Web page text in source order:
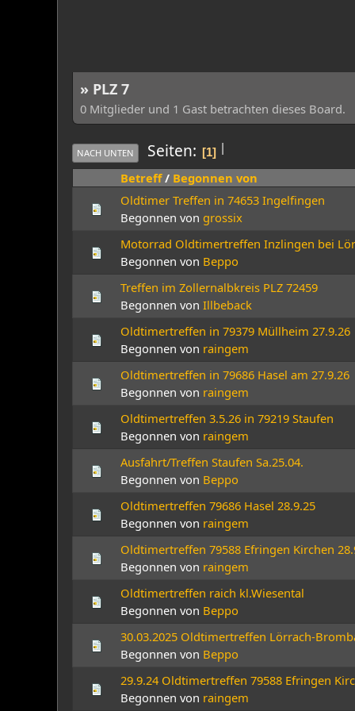
» PLZ 7
0 Mitglieder und 1 Gast betrachten dieses Board.
|
NACH UNTEN Seiten 1
Betreff/ Begonnen von
Oldtimer Treffen in 74653 Ingelfingen
Begonnen von grossix
Motorrad Oldtimertreffen Inzlingen bei
Begonnen von Beppo
Treffen im Zollernalbkreis PLZ 72459
Begonnen von Illbeback
Oldtimertreffen in 79379 Müllheim 27.9.26
Begonnen von raingem
Oldtimertreffen in 79686 Hasel am 27.9.26
Begonnen von raingem
Oldtimertreffen 3.5.26 in 79219 Staufen
Begonnen von raingem
Ausfahrt/Treffen Staufen Sa.25.04.
Begonnen von Beppo
Oldtimertreffen 79686 Hasel 28.9.25
Begonnen von raingem
Oldtimertreffen 79588 Efringen Kirchen
Begonnen von raingem
Oldtimertreffen raich kl.Wiesental
Begonnen von Beppo
30.03.2025 Oldtimertreffen Lörrach-
Begonnen von Beppo
29.9.24 Oldtimertreffen 79588 Efringen
Begonnen von raingem